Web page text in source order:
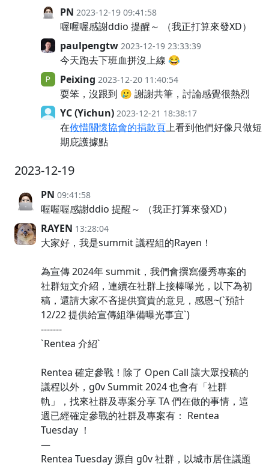
PN 2023-12-19 09:41:58
喔喔喔感謝ddio 提醒～ （我正打算來發XD）
paulpengtw 2023-12-19 23:33:39
今天跑去下班血拼沒上線 😂
Peixing 2023-12-20 11:40:54
耍笨，沒跟到 🥲 謝謝共筆，討論感覺很熱烈
YC (Yichun) 2023-12-21 18:38:17
在攸惜關懷協會的捐款頁上看到他們好像只做短
期庇護據點
2023-12-19
PN 09:41:58
喔喔喔感謝ddio 提醒～ （我正打算來發XD）
RAYEN 13:28:04
大家好，我是summit 議程組的Rayen！
為宣傳 2024年 summit，我們會撰寫優秀專案的
社群短文介紹，連續在社群上接棒曝光，以下為初
稿，還請大家不吝提供寶貴的意見，感恩~(`預計
12/22 提供給宣傳組準備曝光事宜`)
-------
`Rentea 介紹`
Rentea 確定參戰！除了 Open Call 讓大眾投稿的
議程以外，g0v Summit 2024 也會有「社群
軌」，找來社群及專案分享 TA 們在做的事情，這
週已經確定參戰的社群及專案有： Rentea
Tuesday ！
—
Rentea Tuesday 源自 g0v 社群，以城市居住議題